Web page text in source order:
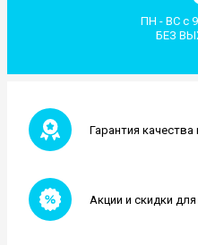
ПН - ВС с
БЕЗ
Гарантия
Акции и скидки